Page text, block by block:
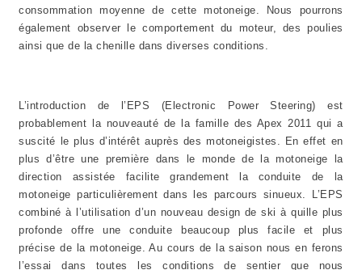
consommation moyenne de cette motoneige. Nous pourrons
également observer le comportement du moteur, des poulies
ainsi que de la chenille dans diverses conditions.
L’introduction de l’EPS (Electronic Power Steering) est
probablement la nouveauté de la famille des Apex 2011 qui a
suscité le plus d’intérêt auprès des motoneigistes. En effet en
plus d’être une première dans le monde de la motoneige la
direction assistée facilite grandement la conduite de la
motoneige particulièrement dans les parcours sinueux. L’EPS
combiné à l’utilisation d’un nouveau design de ski à quille plus
profonde offre une conduite beaucoup plus facile et plus
précise de la motoneige. Au cours de la saison nous en ferons
l’essai dans toutes les conditions de sentier que nous